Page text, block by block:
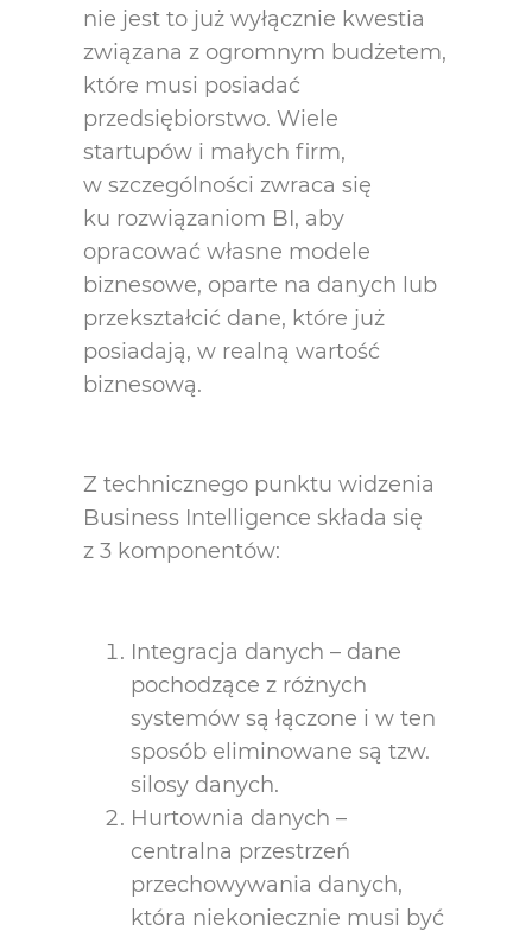
nie jest to już wyłącznie kwestia
związana z ogromnym budżetem,
które musi posiadać
przedsiębiorstwo. Wiele
startupów i małych firm,
w szczególności zwraca się
ku rozwiązaniom BI, aby
opracować własne modele
biznesowe, oparte na danych lub
przekształcić dane, które już
posiadają, w realną wartość
biznesową.
Z technicznego punktu widzenia
Business Intelligence składa się
z 3 komponentów:
Integracja danych – dane
pochodzące z różnych
systemów są łączone i w ten
sposób eliminowane są tzw.
silosy danych.
Hurtownia danych –
centralna przestrzeń
przechowywania danych,
która niekoniecznie musi być